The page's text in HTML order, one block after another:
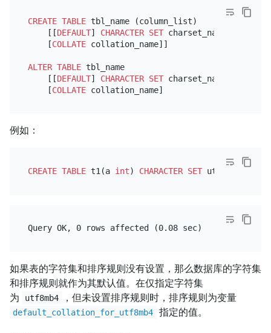
CREATE TABLE tbl_name (column_list)
    [[
DEFAULT] CHARACTER SET charset_name]
    [
COLLATE collation_name]]
ALTER TABLE tbl_name
    [[
DEFAULT] CHARACTER SET charset_name]
    [
COLLATE
例如：
CREATE TABLE t1(a int) CHARACTER SET utf8mb4
如果表的字符集和排序规则没有设置，那么数据库的字符集
和排序规则就作为其默认值。在仅指定字符集
为
utf8mb4 ，但未设置排序规则时，排序规则为变量
default_collation_for_utf8mb4 指定的值。